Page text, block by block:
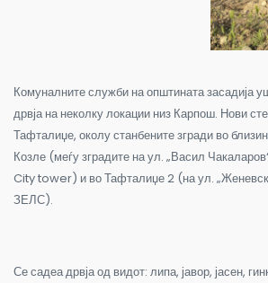
Комуналните служби на општината засадија
дрвја на неколку локации низ Карпош. Нови
Тафталиџе, околу станбените згради во
Козле (меѓу зградите на ул. „Васил
City tower) и во Тафталиџе 2 (на ул.
ЗЕЛС).
Се садеа дрвја од видот: липа, јавор, јасен,